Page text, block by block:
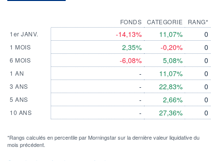
1er JANV.
1 MOIS
6 MOIS
1 AN
3 ANS
5 ANS
10 ANS
FONDS
-14,13%
2,35%
-6,08%
-
-
-
-
CATEGORIE
11,07%
-0,20%
5,08%
11,07%
22,83%
2,66%
27,36%
RANG*
0
0
0
0
0
0
0
*Rangs calculés en percentile par Morningstar sur la dernière valeur liquidative du
mois précédent.